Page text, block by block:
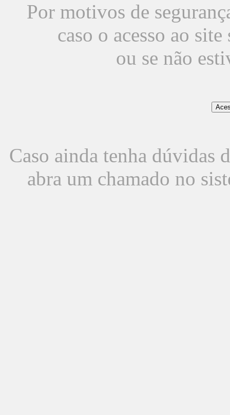
Por motivos de
caso o acesso ao
ou se não
Caso ainda tenha dúvidas
abra um chamado no